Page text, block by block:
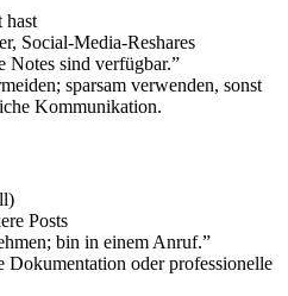
hast
Social-Media-Reshares
Notes sind verfügbar.”
sparsam verwenden, sonst
Kommunikation.
Posts
bin in einem Anruf.”
Dokumentation oder professionelle